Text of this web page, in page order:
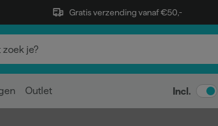
Gratis verzending vanaf €50,-
Outlet Incl.